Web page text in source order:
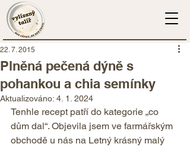
Plněná pečená dýně s
pohankou a chia semínky
22. 7. 2015
Aktualizováno: 4. 1. 2024
Tenhle recept patří do kategorie „co
dům dal“. Objevila jsem ve farmářským
obchodě u nás na Letný krásný malý